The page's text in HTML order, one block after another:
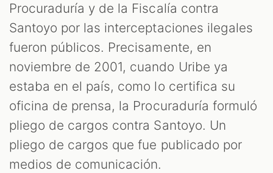
Procuraduría y de la Fiscalía contra
Santoyo por las interceptaciones ilegales
fueron públicos. Precisamente, en
noviembre de 2001, cuando Uribe ya
estaba en el país, como lo certifica su
oficina de prensa, la Procuraduría formuló
pliego de cargos contra Santoyo. Un
pliego de cargos que fue publicado por
medios de comunicación.